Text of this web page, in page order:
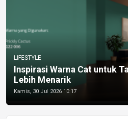
LIFESTYLE
Inspirasi Warna Cat untuk
Lebih Menarik
Kamis, 30 Jul 2026 10:17